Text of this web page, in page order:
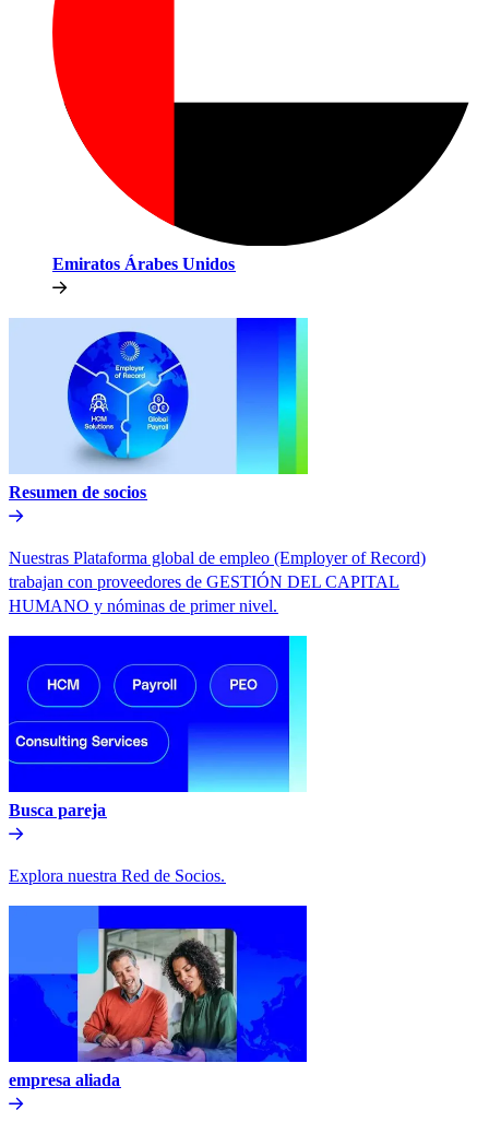
Emiratos Árabes Unidos​​
Resumen de socios​​
Nuestras Plataforma global de empleo (Employer of Record)
trabajan con proveedores de GESTIÓN DEL CAPITAL
HUMANO y nóminas de primer nivel.​​
Busca pareja​​
Explora nuestra Red de Socios.​​
empresa aliada​​